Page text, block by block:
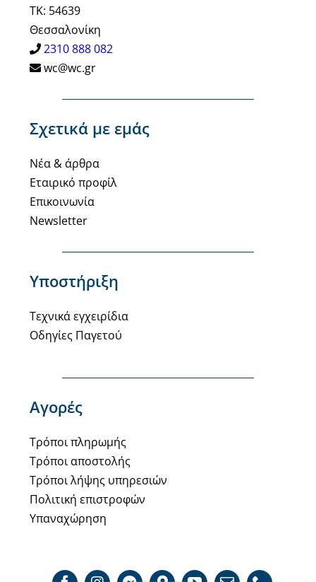
ΤΚ: 54639
Θεσσαλονίκη
2310 888 082
wc@wc.gr
Σχετικά με εμάς
Νέα & άρθρα
Εταιρικό προφίλ
Επικοινωνία
Newsletter
Υποστήριξη
Τεχνικά εγχειρίδια
Οδηγίες Παγετού
Αγορές
Τρόποι πληρωμής
Τρόποι αποστολής
Τρόποι λήψης υπηρεσιών
Πολιτική επιστροφών
Υπαναχώρηση